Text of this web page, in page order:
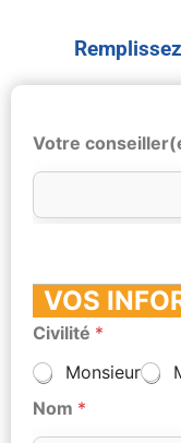
Votre
VOS
Civilité *
Monsieur
Nom *